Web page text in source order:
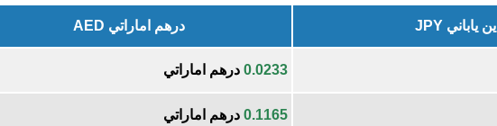
ين ياباني JPY درهم اماراتي AED
0.0233 درهم اماراتي
0.1165 درهم اماراتي